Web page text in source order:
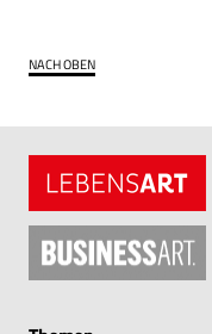
NACH OBEN